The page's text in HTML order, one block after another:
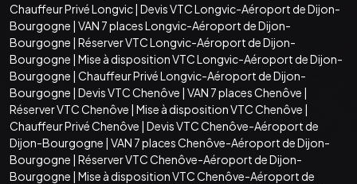
Chauffeur Privé Longvic| Devis VTC Longvic-Aéroport de Dijon-
Bourgogne | VAN 7 places Longvic-Aéroport de Dijon-
Bourgogne | Réserver VTC Longvic-Aéroport de Dijon-
Bourgogne | Mise à disposition VTC Longvic-Aéroport de Dijon-
Bourgogne | Chauffeur Privé Longvic-Aéroport de Dijon-
Bourgogne | Devis VTC Chenôve | VAN 7 places Chenôve |
Réserver VTC Chenôve | Mise à disposition VTC Chenôve |
Chauffeur Privé Chenôve | Devis VTC Chenôve-Aéroport de
Dijon-Bourgogne | VAN 7 places Chenôve-Aéroport de Dijon-
Bourgogne | Réserver VTC Chenôve-Aéroport de Dijon-
Bourgogne | Mise à disposition VTC Chenôve-Aéroport de